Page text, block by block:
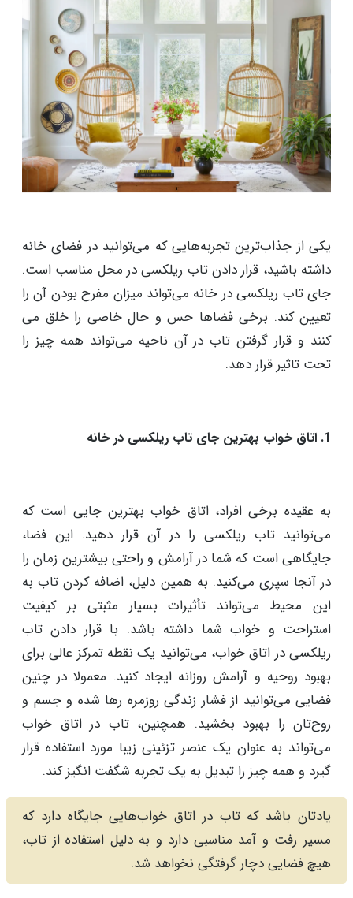
یکی از جذاب‌ترین تجربه‌هایی که می‌توانید در فضای خانه
داشته باشید، قرار دادن تاب ریلکسی در محل مناسب است.
جای تاب ریلکسی در خانه می‌تواند میزان مفرح بودن آن را
تعیین کند. برخی فضاها حس و حال خاصی را خلق می
کنند و قرار گرفتن تاب در آن ناحیه می‌تواند همه چیز را
تحت تاثیر قرار دهد.
به عقیده برخی افراد، اتاق خواب بهترین جایی است که
می‌توانید تاب ریلکسی را در آن قرار دهید. این فضا،
جایگاهی است که شما در آرامش و راحتی بیشترین زمان را
در آنجا سپری می‌کنید. به همین دلیل، اضافه کردن تاب به
این محیط می‌تواند تأثیرات بسیار مثبتی بر کیفیت
استراحت و خواب شما داشته باشد. با قرار دادن تاب
ریلکسی در اتاق خواب، می‌توانید یک نقطه تمرکز عالی برای
بهبود روحیه و آرامش روزانه ایجاد کنید. معمولا در چنین
فضایی می‌توانید از فشار زندگی روزمره رها شده و جسم و
روح‌تان را بهبود بخشید. همچنین، تاب در اتاق خواب